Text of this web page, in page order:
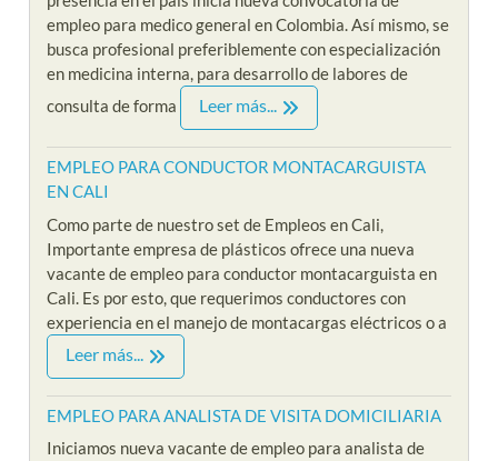
empleo para medico general en Colombia. Así mismo, se
busca profesional preferiblemente con especialización
en medicina interna, para desarrollo de labores de
consulta de forma
Leer más...
EMPLEO PARA CONDUCTOR MONTACARGUISTA
EN CALI
Como parte de nuestro set de Empleos en Cali,
Importante empresa de plásticos ofrece una nueva
vacante de empleo para conductor montacarguista en
Cali. Es por esto, que requerimos conductores con
experiencia en el manejo de montacargas eléctricos o a
Leer más...
EMPLEO PARA ANALISTA DE VISITA DOMICILIARIA
Iniciamos nueva vacante de empleo para analista de